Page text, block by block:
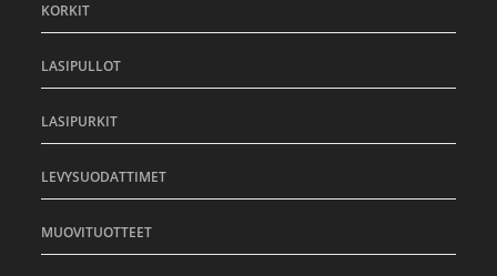
KORKIT
LASIPULLOT
LASIPURKIT
LEVYSUODATTIMET
MUOVITUOTTEET